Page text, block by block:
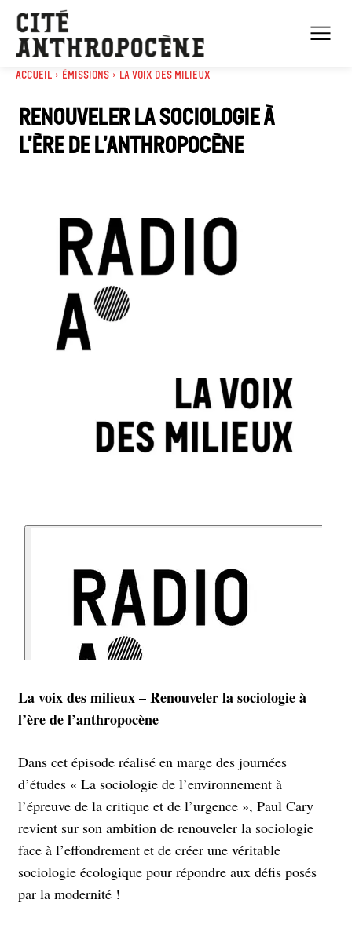
Accueil Émissions La voix des milieux
Renouveler la sociologie à
l’ère de l’Anthropocène
La voix des milieux – Renouveler la sociologie à
l’ère de l’anthropocène
Dans cet épisode réalisé en marge des journées
d’études « La sociologie de l’environnement à
l’épreuve de la critique et de l’urgence », Paul Cary
revient sur son ambition de renouveler la sociologie
face à l’effondrement et de créer une véritable
sociologie écologique pour répondre aux défis posés
par la modernité !